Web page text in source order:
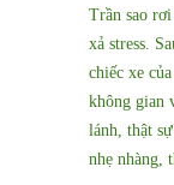
Trần sao
xả stress.
chiếc xe
không gian
lánh, thật
nhẹ nhàng,